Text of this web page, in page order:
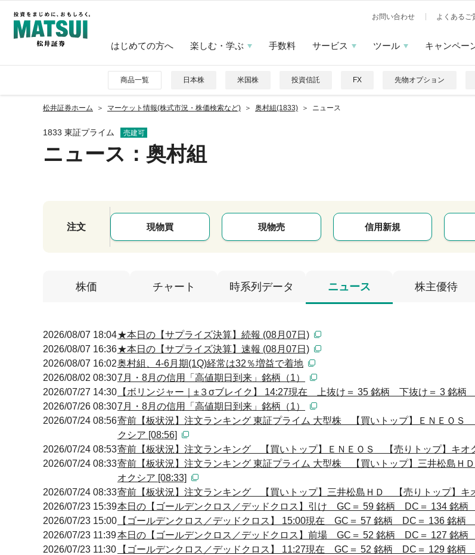
お問い合わせ よくあるご
はじめての方へ 楽しむ・学ぶ 手数料 サービス ツール キャンペー
商品一覧 日本株 米国株 投資信託 FX 先物オプション
松井証券ホーム マーケット情報(株式市況・株価検索など) 奥村組(1833) ニュース
1833 東証プライム 売建可
ニュース ：奥村組
注文 現物買 現物売 信用新規
株価 チャート 時系列データ ニュース 株主優待
2026/08/07 18:04★本日の【サプライズ決算】続報 (08月07日)
2026/08/07 16:36★本日の【サプライズ決算】速報 (08月07日)
2026/08/07 16:02奥村組、4-6月期(1Q)経常は32％増益で着地
2026/08/02 08:307月・8月の信用「高値期日到来」銘柄（1）
2026/07/27 14:30 【ボリンジャー｜±３σブレイク】 14:27現在 上抜け＝ 35 銘柄 下抜け＝ 3 銘柄
2026/07/26 08:307月・8月の信用「高値期日到来」銘柄（1）
2026/07/24 08:56寄前【板状況】注文ランキング 東証プライム 大型株 【買いトップ】ＥＮＥＯＳ
クシア [08:56]
2026/07/24 08:53寄前【板状況】注文ランキング 【買いトップ】ＥＮＥＯＳ 【売りトップ】キオ
2026/07/24 08:33寄前【板状況】注文ランキング 東証プライム 大型株 【買いトップ】三井松島Ｈ
オクシア [08:33]
2026/07/24 08:33寄前【板状況】注文ランキング 【買いトップ】三井松島ＨＤ 【売りトップ】キ
2026/07/23 15:39本日の【ゴールデンクロス／デッドクロス】引け GC＝ 59 銘柄 DC＝ 134 銘
2026/07/23 15:00 【ゴールデンクロス／デッドクロス】 15:00現在 GC＝ 57 銘柄 DC＝ 136 銘柄
2026/07/23 11:39本日の【ゴールデンクロス／デッドクロス】前場 GC＝ 52 銘柄 DC＝ 127 銘
2026/07/23 11:30
【ゴールデンクロス／デッドクロス】 11:27現在 GC＝ 52 銘柄 DC＝ 129 銘柄